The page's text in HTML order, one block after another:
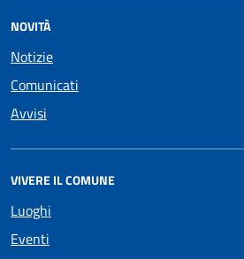
NOVITÀ
Notizie
Comunicati
Avvisi
VIVERE IL COMUNE
Luoghi
Eventi